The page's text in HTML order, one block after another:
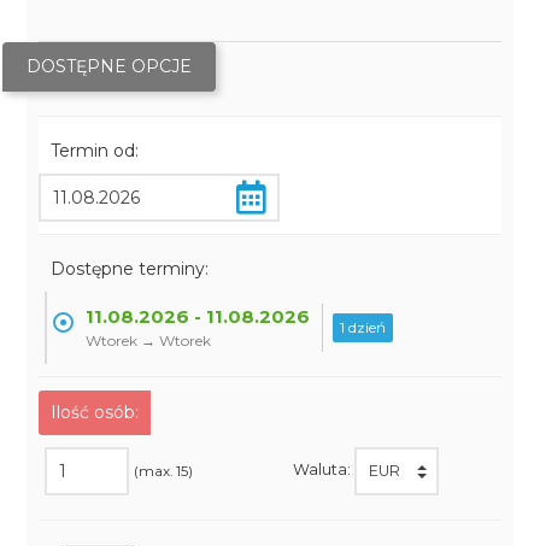
DOSTĘPNE OPCJE
Termin od:
Dostępne terminy:
11.08.2026 - 11.08.2026
Wtorek → Wtorek
1 dzień
Ilość osób:
(max. 15) Waluta: